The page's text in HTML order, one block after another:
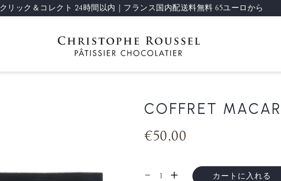
クリック＆コレクト 24時間以内｜フランス国内配送料無料 65ユーロから
COFFRET
€50.00
カートに入れる